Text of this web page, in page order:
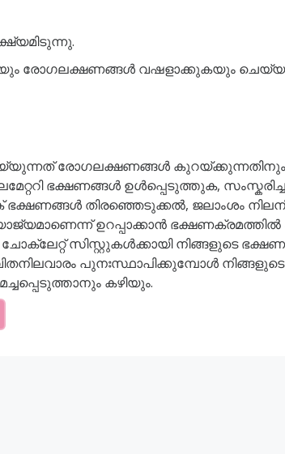
രോഗലക്ഷണങ്ങൾ വഷളാക്കുകയും
രോഗലക്ഷണങ്ങൾ കുറയ്ക്കുന്നതിനും
ഭക്ഷണങ്ങൾ ഉൾപ്പെടുത്തുക,
തിരഞ്ഞെടുക്കൽ, ജലാംശം
ഉറപ്പാക്കാൻ ഭക്ഷണക്രമത്തിൽ
സിസ്റ്റുകൾക്കായി നിങ്ങളുടെ
പുനഃസ്ഥാപിക്കുമ്പോൾ
കഴിയും.